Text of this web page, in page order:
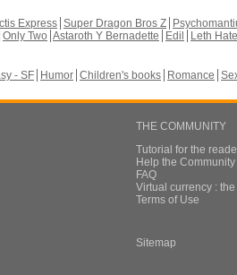
Express Super Dragon Bros Z
Only Two Astaroth Y Bernadette Edil
Leth Hate
- SF Humor Children's books Romance
THE COMMUNITY
Tutorial for the
Help the
FAQ
Virtual currency :
Terms of Use
Sitemap